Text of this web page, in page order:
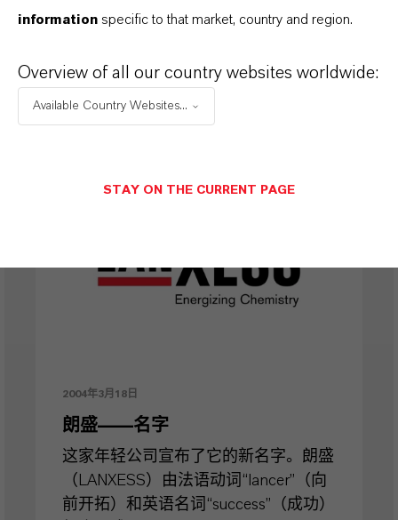
拜耳股份公司监事会批准对拜耳集团进
的公司。
2004年3月18日
朗盛——名字
这家年轻公司宣布了它的新名字。朗盛
（LANXESS）由法语动词“lancer”（向
前开拓）和英语名词“success”（成功）
information specific to that market, country and region.
Overview of all our country websites worldwide:
Available Country Websites...
STAY ON THE CURRENT PAGE